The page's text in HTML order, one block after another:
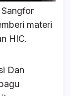
materi
HIC.
Dan